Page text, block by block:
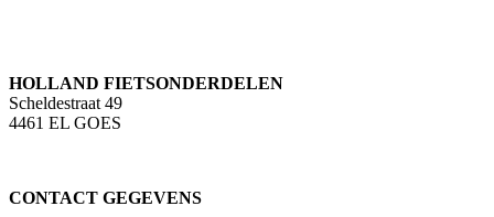
HOLLAND FIETSONDERDELEN
Scheldestraat 49
4461 EL GOES
CONTACT GEGEVENS